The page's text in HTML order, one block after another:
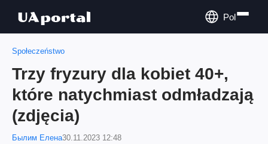
Pol
Społeczeństwo
Trzy fryzury dla kobiet 40+,
które natychmiast odmładzają
(zdjęcia)
Былим Елена30.11.2023 12:48